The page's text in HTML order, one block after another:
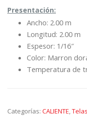
Presentación:
Ancho: 2.00 m
Longitud: 2.00 m
Espesor: 1/16″
Color: Marron
Temperatura de
Categorías: CALIENTE,